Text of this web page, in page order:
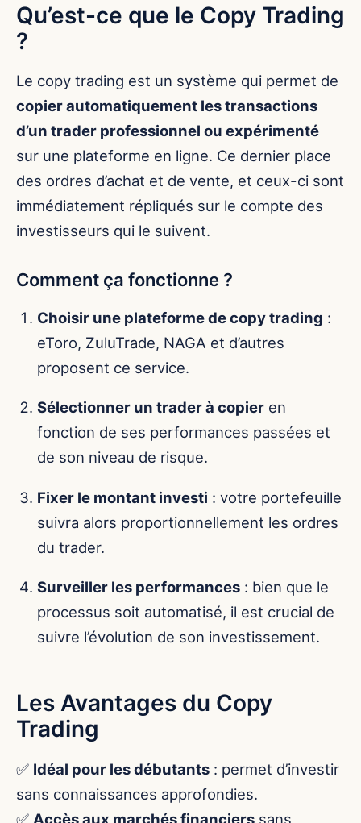
Qu’est-ce que le Copy Trading
?
Le copy trading est un système qui permet de
copier automatiquement les transactions
d’un trader professionnel ou expérimenté
sur une plateforme en ligne. Ce dernier place
des ordres d’achat et de vente, et ceux-ci sont
immédiatement répliqués sur le compte des
investisseurs qui le suivent.
Comment ça fonctionne ?
Choisir une plateforme de copy trading :
eToro, ZuluTrade, NAGA et d’autres
proposent ce service.
Sélectionner un trader à copieren
fonction de ses performances passées et
de son niveau de risque.
Fixer le montant investi : votre portefeuille
suivra alors proportionnellement les ordres
du trader.
Surveiller les performances: bien que le
processus soit automatisé, il est crucial de
suivre l’évolution de son investissement.
Les Avantages du Copy
Trading
✅ Idéal pour les débutants : permet d’investir
sans connaissances approfondies.
✅ Accès aux marchés financiers sans